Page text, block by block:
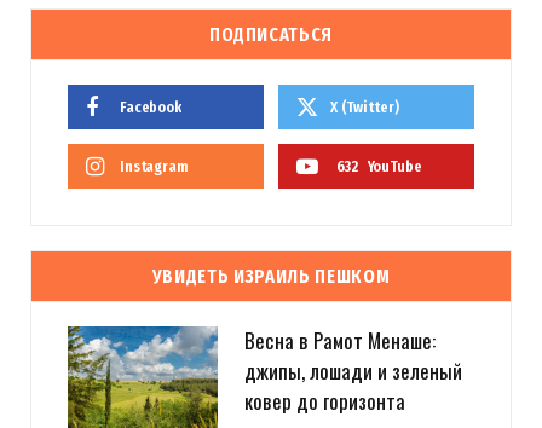
ПОДПИСАТЬСЯ
Facebook X (Twitter)
Instagram 632 YouTube
УВИДЕТЬ ИЗРАИЛЬ ПЕШКОМ
Весна в Рамот Менаше:
джипы, лошади и зеленый
ковер до горизонта